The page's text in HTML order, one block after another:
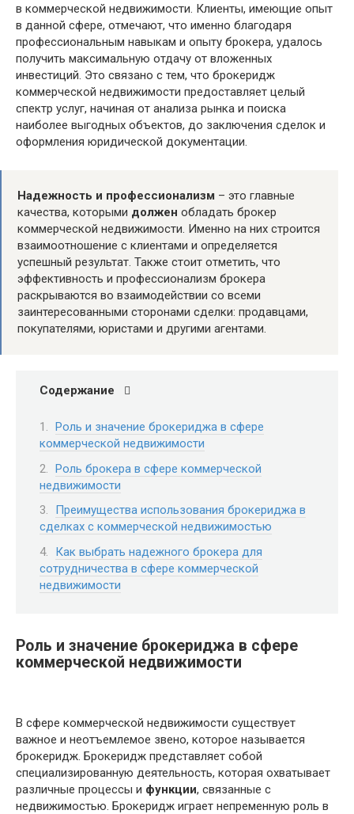
в коммерческой недвижимости. Клиенты, имеющие опыт
в данной сфере, отмечают, что именно благодаря
профессиональным навыкам и опыту брокера, удалось
получить максимальную отдачу от вложенных
инвестиций. Это связано с тем, что брокеридж
коммерческой недвижимости предоставляет целый
спектр услуг, начиная от анализа рынка и поиска
наиболее выгодных объектов, до заключения сделок и
оформления юридической документации.
Надежность и профессионализм – это главные
качества, которыми должен обладать брокер
коммерческой недвижимости. Именно на них строится
взаимоотношение с клиентами и определяется
успешный результат. Также стоит отметить, что
эффективность и профессионализм брокера
раскрываются во взаимодействии со всеми
заинтересованными сторонами сделки: продавцами,
покупателями, юристами и другими агентами.
Содержание
Роль и значение брокериджа в сфере
коммерческой недвижимости
Роль брокера в сфере коммерческой
недвижимости
Преимущества использования брокериджа в
сделках с коммерческой недвижимостью
Как выбрать надежного брокера для
сотрудничества в сфере коммерческой
недвижимости
Роль и значение брокериджа в сфере
коммерческой недвижимости
В сфере коммерческой недвижимости существует
важное и неотъемлемое звено, которое называется
брокеридж. Брокеридж представляет собой
специализированную деятельность, которая охватывает
различные процессы и функции, связанные с
недвижимостью. Брокеридж играет непременную роль в